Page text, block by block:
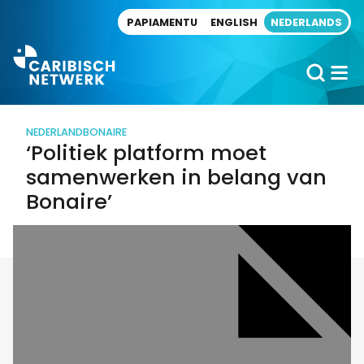
PAPIAMENTU ENGLISH NEDERLANDS
NEDERLANDBONAIRE
‘Politiek platform moet
samenwerken in belang van
Bonaire’